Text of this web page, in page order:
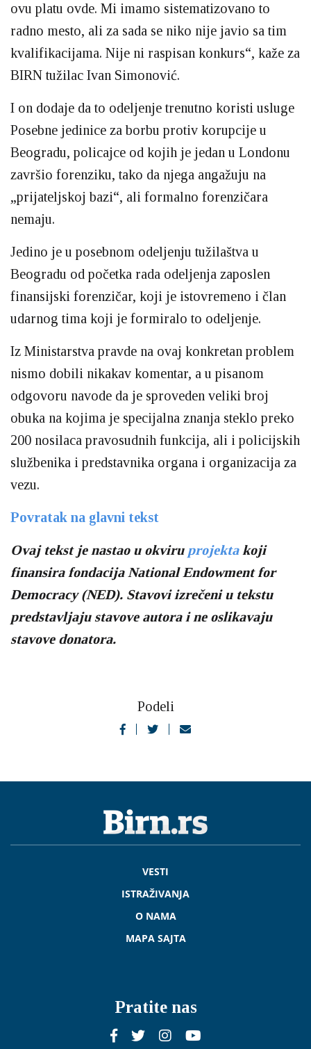
ovu platu ovde. Mi imamo sistematizovano to
radno mesto, ali za sada se niko nije javio sa tim
kvalifikacijama. Nije ni raspisan konkurs“, kaže za
BIRN tužilac Ivan Simonović.
I on dodaje da to odeljenje trenutno koristi usluge
Posebne jedinice za borbu protiv korupcije u
Beogradu, policajce od kojih je jedan u Londonu
završio forenziku, tako da njega angažuju na
„prijateljskoj bazi“, ali formalno forenzičara
nemaju.
Jedino je u posebnom odeljenju tužilaštva u
Beogradu od početka rada odeljenja zaposlen
finansijski forenzičar, koji je istovremeno i član
udarnog tima koji je formiralo to odeljenje.
Iz Ministarstva pravde na ovaj konkretan problem
nismo dobili nikakav komentar, a u pisanom
odgovoru navode da je sproveden veliki broj
obuka na kojima je specijalna znanja steklo preko
200 nosilaca pravosudnih funkcija, ali i policijskih
službenika i predstavnika organa i organizacija za
vezu.
Povratak na glavni tekst
Ovaj tekst je nastao u okviru projektakoji
finansira fondacija National Endowment for
Democracy (NED). Stavovi izrečeni u tekstu
predstavljaju stavove autora i ne oslikavaju
stavove donatora.
Podeli
VESTI
ISTRAŽIVANJA
O NAMA
MAPA SAJTA
Pratite nas